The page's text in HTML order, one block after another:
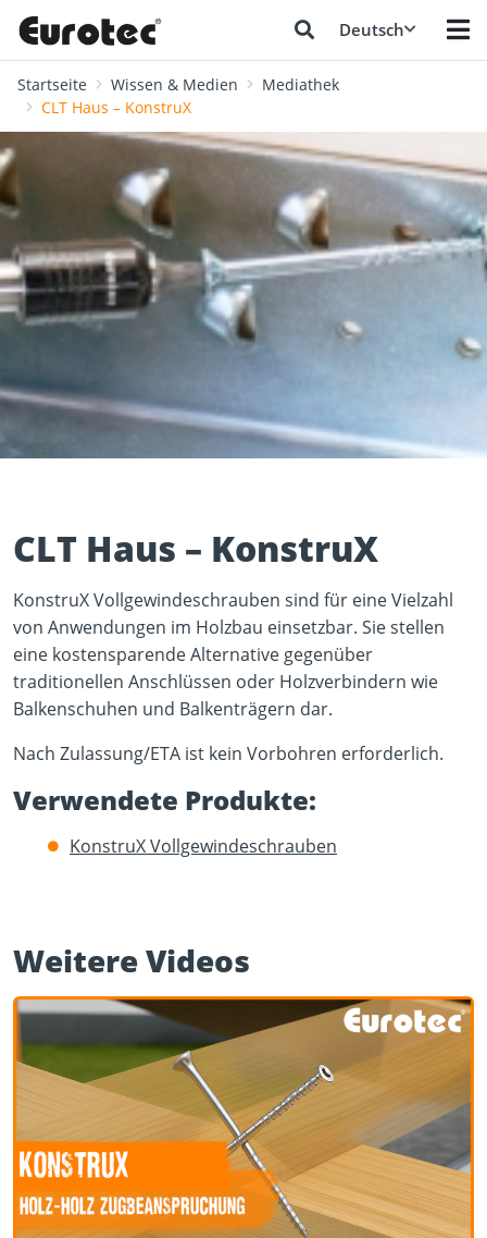
Deutsch
Startseite Wissen & Medien
Mediathek
CLT Haus – KonstruX
Play Video
YouTube content loads after clicking.
CLT Haus – KonstruX
KonstruX Vollgewindeschrauben sind für eine Vielzahl
von Anwendungen im Holzbau einsetzbar. Sie stellen
eine kostensparende Alternative gegenüber
traditionellen Anschlüssen oder Holzverbindern wie
Balkenschuhen und Balkenträgern dar.
Nach Zulassung/ETA ist kein Vorbohren erforderlich.
Verwendete Produkte:
KonstruX Vollgewindeschrauben
Weitere Videos